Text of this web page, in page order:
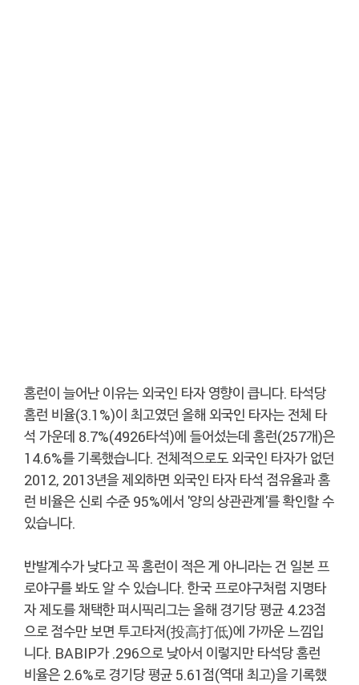
홈런이 늘어난 이유는 외국인 타자 영향이 큽니다. 타석당
홈런 비율(3.1%)이 최고였던 올해 외국인 타자는 전체 타
석 가운데 8.7%(4926타석)에 들어섰는데 홈런(257개)은
14.6%를 기록했습니다. 전체적으로도 외국인 타자가 없던
2012, 2013년을 제외하면 외국인 타자 타석 점유율과 홈
런 비율은 신뢰 수준 95%에서 '양의 상관관계'를 확인할 수
있습니다.
반발계수가 낮다고 꼭 홈런이 적은 게 아니라는 건 일본 프
로야구를 봐도 알 수 있습니다. 한국 프로야구처럼 지명타
자 제도를 채택한 퍼시픽리그는 올해 경기당 평균 4.23점
으로 점수만 보면 투고타저(投高打低)에 가까운 느낌입
니다. BABIP가 .296으로 낮아서 이렇지만 타석당 홈런
비율은 2.6%로 경기당 평균 5.61점(역대 최고)을 기록했